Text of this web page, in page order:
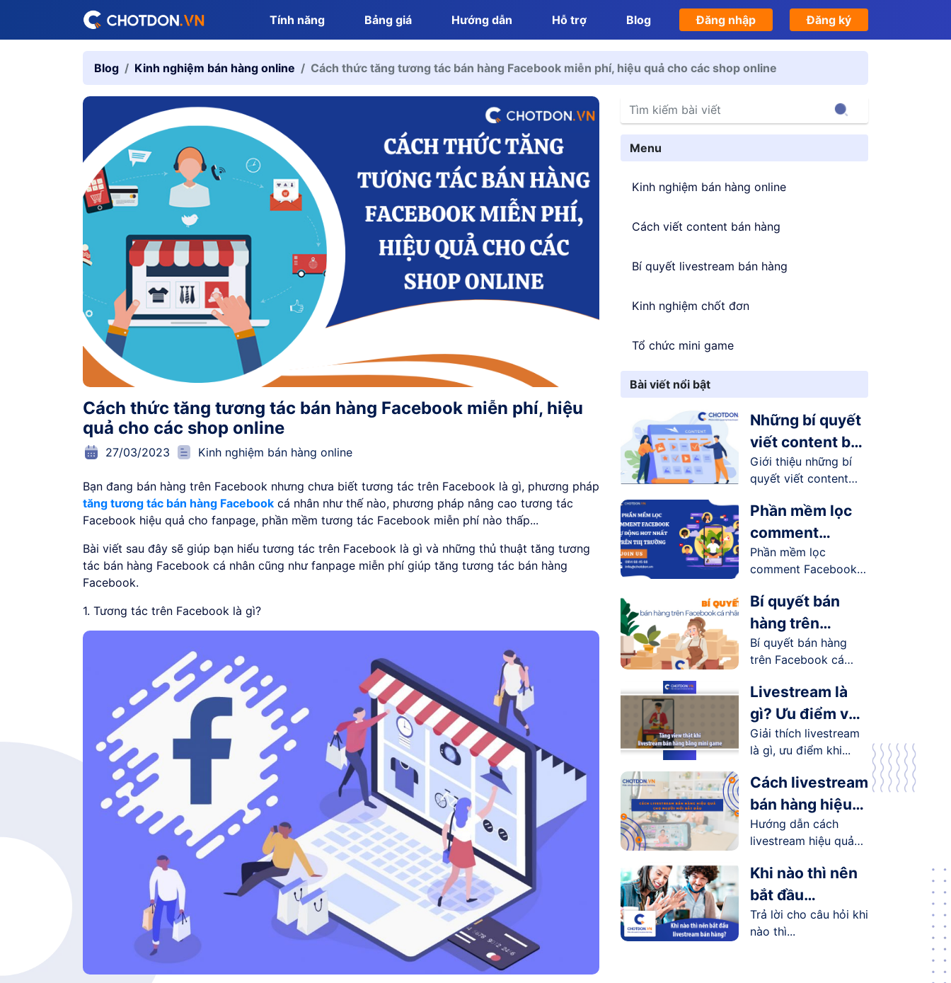
Tính năng Bảng giá Hướng dẫn Hỗ trợ Blog Đăng nhập Đăng ký
Blog Kinh nghiệm bán hàng online Cách thức tăng tương tác bán hàng Facebook miễn phí, hiệu quả cho các shop online
Cách thức tăng tương tác bán hàng Facebook miễn phí, hiệu
quả cho các shop online
27/03/2023 Kinh nghiệm bán hàng online
Bạn đang bán hàng trên Facebook nhưng chưa biết tương tác trên Facebook là gì, phương pháp
tăng tương tác bán hàng Facebook cá nhân như thế nào, phương pháp nâng cao tương tác
Facebook hiệu quả cho fanpage, phần mềm tương tác Facebook miễn phí nào thấp...
Bài viết sau đây sẽ giúp bạn hiểu tương tác trên Facebook là gì và những thủ thuật tăng tương
tác bán hàng Facebook cá nhân cũng như fanpage miễn phí giúp tăng tương tác bán hàng
Facebook.
1. Tương tác trên Facebook là gì?
Search
Menu
Kinh nghiệm bán hàng online
Cách viết content bán hàng
Bí quyết livestream bán hàng
Kinh nghiệm chốt đơn
Tổ chức mini game
Bài viết nổi bật
Những bí quyết
viết content bán
hàng online trên
Facebook
Giới thiệu những bí
quyết viết content
Phần mềm lọc
comment
Facebook tự
động hot nhất
trên thị trường
Phần mềm lọc
comment Facebook
Bí quyết bán
hàng trên
Facebook cá
nhân hiệu quả
Bí quyết bán hàng
trên Facebook cá
Livestream là
gì? Ưu điểm và
lợi ích
livestream
mang lại như
thế nào?
Giải thích livestream
là gì, ưu điểm khi...
Cách livestream
bán hàng hiệu
quả cho người
mới bắt đầu
Hướng dẫn cách
livestream hiệu quả
Khi nào thì nên
bắt đầu
livestream bán
hàng?
Trả lời cho câu hỏi khi
nào thì...